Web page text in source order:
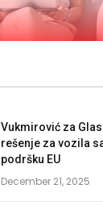
Vukmirović za
rešenje za vozila
podršku EU
December 21, 2025